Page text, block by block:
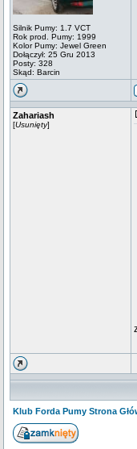
Silnik Pumy: 1.7 VCT
Rok prod. Pumy: 1999
Kolor Pumy: Jewel Green
Dołączył: 25 Gru 2013
Posty: 328
Skąd: Barcin
Zahariash
[Usunięty]
Klub Forda Pumy Strona